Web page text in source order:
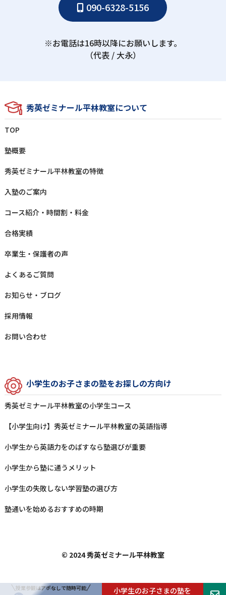
授業参観はアポなしで随時可能
小学生のお子さまの塾を
090-6328-5156
※お電話は16時以降にお願いします。
（代表 / ⼤永）
秀英ゼミナール平林教室について
TOP
塾概要
秀英ゼミナール平林教室の特徴
⼊塾のご案内
コース紹介・時間割・料⾦
合格実績
卒業⽣‧保護者の声
よくあるご質問
お知らせ‧ブログ
採⽤情報
お問い合わせ
⼩学⽣のお⼦さまの塾をお探しの⽅向け
秀英ゼミナール平林教室の⼩学⽣コース
【小学生向け】秀英ゼミナール平林教室の英語指導
⼩学⽣から英語⼒をのばすなら塾選びが重要
⼩学⽣から塾に通うメリット
⼩学⽣の失敗しない学習塾の選び⽅
塾通いを始めるおすすめの時期
© 2024 秀英ゼミナール平林教室